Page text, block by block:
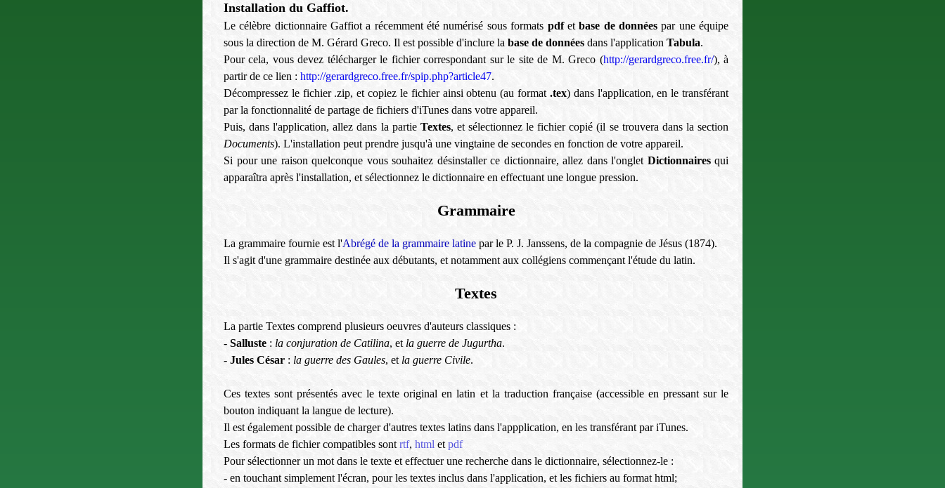
Installation du Gaffiot.
Le célèbre dictionnaire Gaffiot a récemment été numérisé sous formats pdfetbase de donnéespar une équipe
sous la direction de M. Gérard Greco. Il est possible d'inclure la base de données dans l'application Tabula.
Pour cela, vous devez télécharger le fichier correspondant sur le site de M. Greco (http://gerardgreco.free.fr/), à
partir de ce lien : http://gerardgreco.free.fr/spip.php?article47.
Décompressez le fichier .zip, et copiez le fichier ainsi obtenu (au format .tex) dans l'application, en le transférant
par la fonctionnalité de partage de fichiers d'iTunes dans votre appareil.
Puis, dans l'application, allez dans la partie Textes, et sélectionnez le fichier copié (il se trouvera dans la section
Documents). L'installation peut prendre jusqu'à une vingtaine de secondes en fonction de votre appareil.
Si pour une raison quelconque vous souhaitez désinstaller ce dictionnaire, allez dans l'onglet Dictionnairesqui
apparaîtra après l'installation, et sélectionnez le dictionnaire en effectuant une longue pression.
Grammaire
La grammaire fournie est l'Abrégé de la grammaire latine par le P. J. Janssens, de la compagnie de Jésus (1874).
Il s'agit d'une grammaire destinée aux débutants, et notamment aux collégiens commençant l'étude du latin.
Textes
La partie Textes comprend plusieurs oeuvres d'auteurs classiques :
- Salluste : la conjuration de Catilina, et la guerre de Jugurtha.
- Jules César : la guerre des Gaules, et la guerre Civile.
Ces textes sont présentés avec le texte original en latin et la traduction française (accessible en pressant sur le
bouton indiquant la langue de lecture).
Il est également possible de charger d'autres textes latins dans l'appplication, en les transférant par iTunes.
Les formats de fichier compatibles sont rtf, html et pdf
Pour sélectionner un mot dans le texte et effectuer une recherche dans le dictionnaire, sélectionnez-le :
- en touchant simplement l'écran, pour les textes inclus dans l'application, et les fichiers au format html;